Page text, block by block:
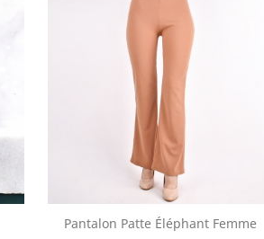
Pantalon Patte Éléphant Femme